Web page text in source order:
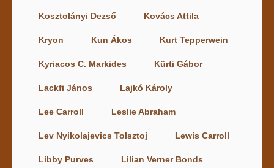
Kosztolányi Dezső Kovács Attila
Kryon Kun Ákos Kurt Tepperwein
Kyriacos C. Markides Kürti Gábor
Lackfi János Lajkó Károly
Lee Carroll Leslie Abraham
Lev Nyikolajevics Tolsztoj Lewis Carroll
Libby Purves Lilian Verner Bonds